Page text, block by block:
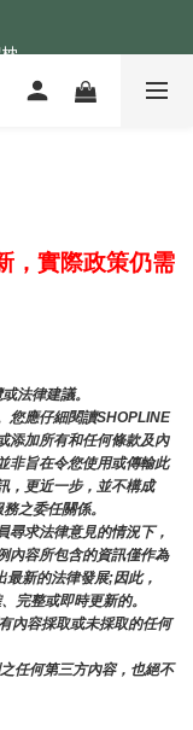
，實際政策仍需
法律建議。
您應仔細閱讀SHOPLINE
添加所有和任何條款及內
非旨在令您使用或傳輸此
，更近一步，並不構成
之委任關係。
尋求法律意見的情況下，
內容所包含的資訊僅作為
新的法律發展;因此，
完整或即時更新的。
內容採取或未採取的任何
任何第三方內容，也絕不